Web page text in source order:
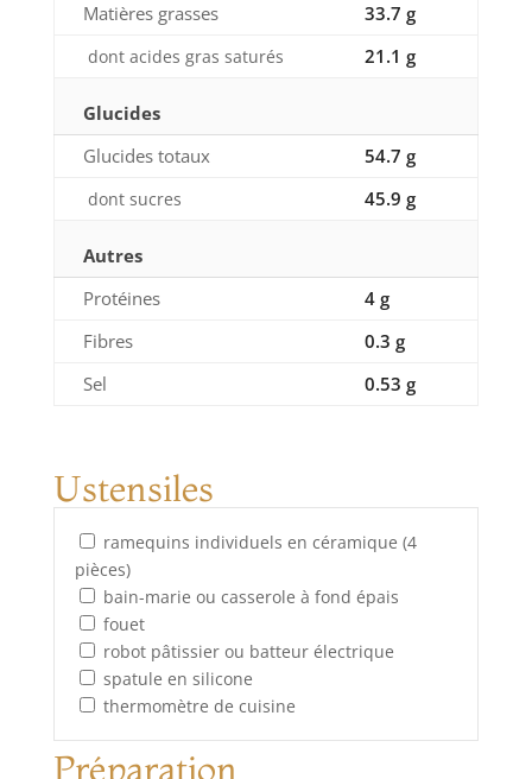
Matières grasses
33.7 g
dont acides gras saturés 21.1 g
Glucides
Glucides totaux
54.7 g
dont sucres 45.9 g
Autres
Protéines
4 g
Fibres
0.3 g
Sel
0.53 g
Ustensiles
ramequins individuels en céramique (4
pièces)
bain-marie ou casserole à fond épais
fouet
robot pâtissier ou batteur électrique
spatule en silicone
thermomètre de cuisine
Préparation